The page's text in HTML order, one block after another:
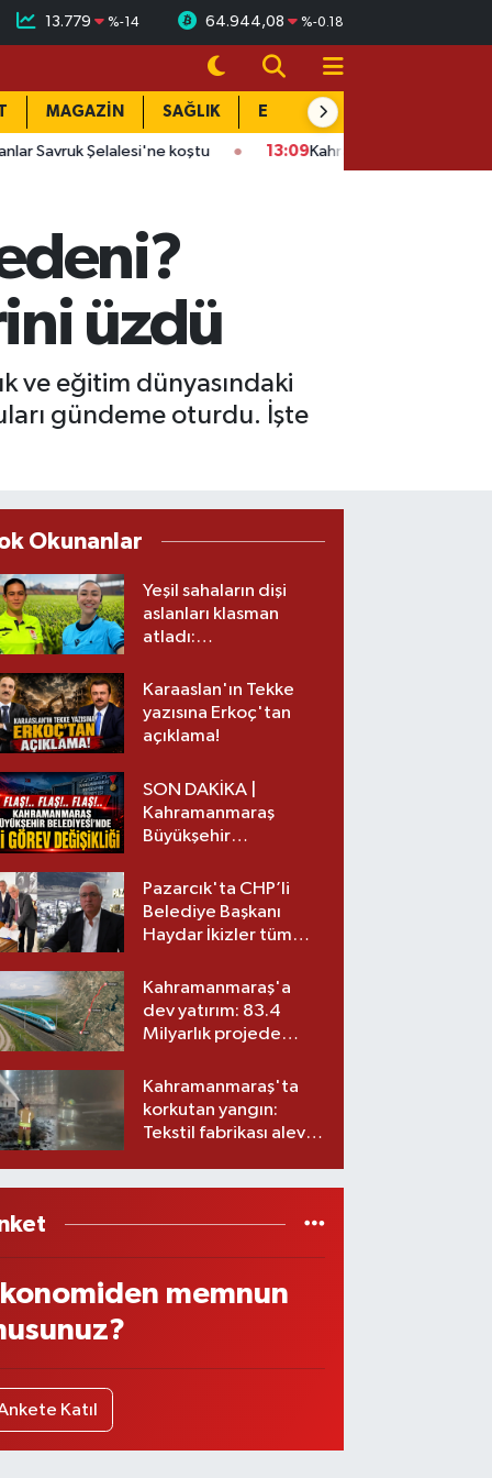
13.779 %-14 64.944,08 %-0.18
MAGAZİN SAĞLIK EĞİTİM
koştu 13:09Kahramanmaraş Elbistan'da maaş krizi:
üzdü
ve eğitim dünyasındaki
gündeme oturdu. İşte
Okunanlar
Yeşil sahaların dişi
aslanları klasman
atladı:
üst lige iki transfer!
Karaaslan'ın Tekke
yazısına Erkoç'tan
açıklama!
SON DAKİKA |
Kahramanmaraş
Büyükşehir
görev değişikliği!
Pazarcık'ta CHP’li
Belediye Başkanı
Haydar İkizler tüm
yeni partisi
Kahramanmaraş'a
dev yatırım: 83.4
Milyarlık projede
Kahramanmaraş'ta
korkutan yangın:
Tekstil fabrikası alev
memnun
Katıl